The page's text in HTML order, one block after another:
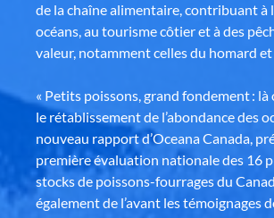
de la chaîne alimentaire, contribuant à
océans, au tourisme côtier et à des
valeur, notamment celles du homard et
« Petits poissons, grand fondement : là
le rétablissement de l’abondance des
nouveau rapport d’Oceana Canada,
première évaluation nationale des 16
stocks de poissons-fourrages du
également de l’avant les témoignages